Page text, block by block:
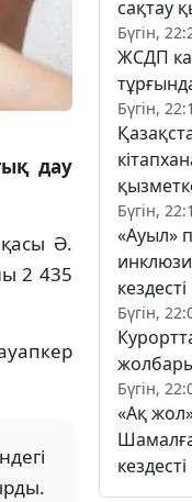
дау
Ә.
2 435
сақтау
Бүгін,
ЖСДП
Бүгін,
Бүгін,
«Ауыл»
кездесті
Бүгін,
Бүгін,
«Ақ
кездесті